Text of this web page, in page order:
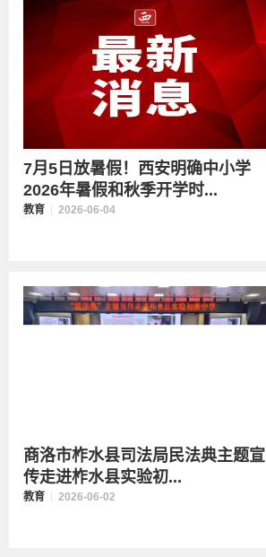
7月5日放暑假！西安明确中小学
2026年暑假和秋季开学时...
教育 2026-06-04
商洛市柞水县司法局民法典主题宣
传走进柞水县实验初...
教育 2026-06-02